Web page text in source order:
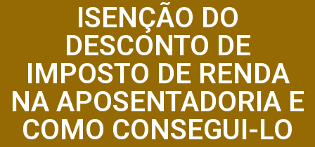
ISENÇÃO DO
DESCONTO DE
IMPOSTO DE RENDA
NA APOSENTADORIA E
COMO CONSEGUI-LO